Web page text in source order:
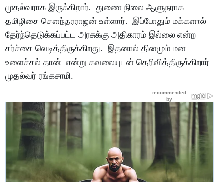
முதல்வராக இருக்கிறார். துணை நிலை ஆளுநராக
தமிழிசை சௌந்தரராஜன் உள்ளார். இப்போதும் மக்களால்
தேர்ந்தெடுக்கப்பட்ட அரசுக்கு அதிகாரம் இல்லை என்ற
சர்ச்சை வெடித்திருக்கிறது. இதனால் தினமும் மன
உளைச்சல் தான் என்று கவலையுடன் தெரிவித்திருக்கிறார்
முதல்வர் ரங்கசாமி.